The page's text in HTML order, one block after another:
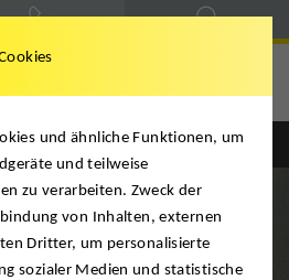
und ähnliche Funktionen, um
und teilweise
zu verarbeiten. Zweck der
von Inhalten, externen
Dritter, um personalisierte
sozialer Medien und statistische